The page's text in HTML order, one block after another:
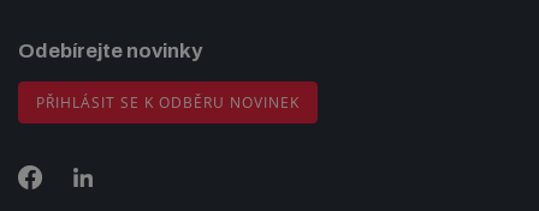
Odebírejte novinky
PŘIHLÁSIT SE K ODBĚRU NOVINEK